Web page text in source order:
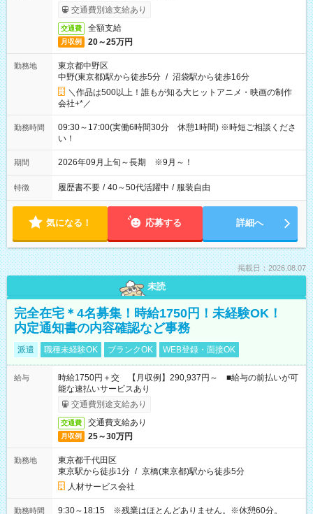
交通費別途支給あり
交通費 全額支給
月収例 20～25万円
勤務地
東京都中野区
中野(東京都)駅から徒歩5分 / 沼袋駅から徒歩16分
＼作品は500以上！誰もが知る大ヒットアニメ・映画の制作
会社+*／
勤務時間
09:30～17:00(実働6時間30分 休憩1時間) ※時短ご相談くださ
い！
期間 2026年09月上旬～長期 ※9月～！
特徴 履歴書不要 / 40～50代活躍中 / 服装自由
気になる！ 応募する 詳細へ
掲載日：2026.08.07
未読
完全在宅＊4名募集！時給1750円！未経験OK！
内定通知書の内容確認など事務
派遣 職種未経験OK ブランクOK WEB登録・面接OK
給与
時給1750円＋交 【月収例】290,937円～ ■給与の前払いが可
能な速払いサービスあり
交通費別途支給あり
交通費 交通費支給あり
月収例 25～30万円
勤務地
東京都千代田区
東京駅から徒歩1分 / 京橋(東京都)駅から徒歩5分
人材サービス会社
勤務時間 9:30～18:15 ※残業はほとんどありません。※休憩60分。